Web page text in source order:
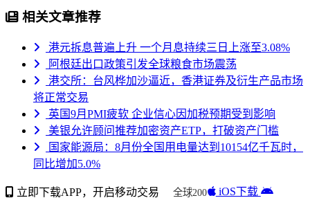
相关文章推荐
港元拆息普遍上升 一个月息持续三日上涨至3.08%
阿根廷出口政策引发全球粮食市场震荡
港交所：台风桦加沙逼近，香港证券及衍生产品市场
将正常交易
英国9月PMI疲软 企业信心因加税预期受到影响
美银允许顾问推荐加密资产ETP，打破资产门槛
国家能源局：8月份全国用电量达到10154亿千瓦时，
同比增加5.0%
立即下载APP，开启移动交易
全球200
iOS下载